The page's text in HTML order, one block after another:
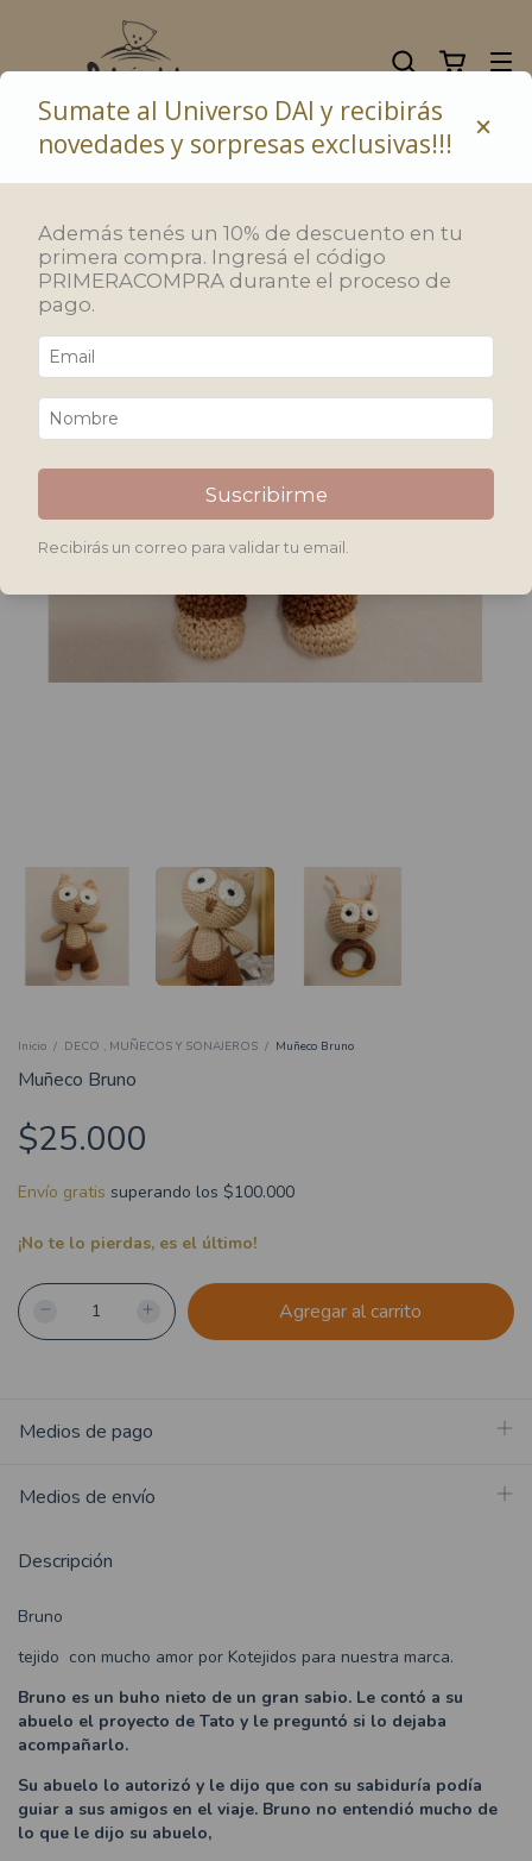
10% de descuento abonando con transferencia bancaria
Inicio / DECO , MUÑECOS Y SONAJEROS / Muñeco Bruno
Muñeco Bruno
$25.000
Envío gratis superando los $100.000
¡No te lo pierdas, es el último!
Medios de pago
Medios de envío
Descripción
Bruno
tejido con mucho amor por Kotejidos para nuestra marca.
Bruno es un buho nieto de un gran sabio. Le contó a su
abuelo el proyecto de Tato y le preguntó si lo dejaba
acompañarlo.
Su abuelo lo autorizó y le dijo que con su sabiduría podía
guiar a sus amigos en el viaje. Bruno no entendió mucho de
lo que le dijo su abuelo,
Sumate al Universo DAI y recibirás
novedades y sorpresas exclusivas!!!
×
Además tenés un 10% de descuento en tu
primera compra. Ingresá el código
PRIMERACOMPRA durante el proceso de
pago.
Suscribirme
Recibirás un correo para validar tu email.